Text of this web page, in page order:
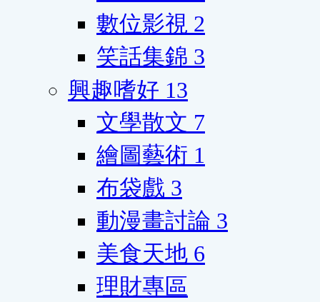
數位影視 2
笑話集錦 3
興趣嗜好 13
文學散文 7
繪圖藝術 1
布袋戲 3
動漫畫討論 3
美食天地 6
理財專區